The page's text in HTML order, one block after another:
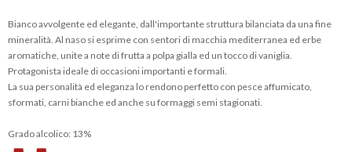
Bianco avvolgente ed elegante, dall'importante struttura bilanciata da una fine
mineralità. Al naso si esprime con sentori di macchia mediterranea ed erbe
aromatiche, unite a note di frutta a polpa gialla ed un tocco di vaniglia.
Protagonista ideale di occasioni importanti e formali.
La sua personalità ed eleganza lo rendono perfetto con pesce affumicato,
sformati, carni bianche ed anche su formaggi semi stagionati.
Grado alcolico: 13%